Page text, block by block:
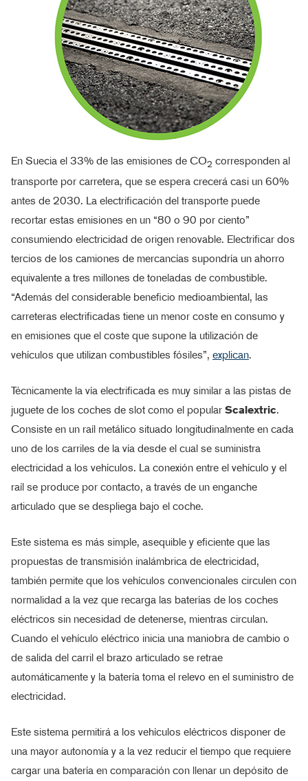
En Suecia el 33% de las emisiones de CO2 corresponden al
transporte por carretera, que se espera crecerá casi un 60%
antes de 2030. La electrificación del transporte puede
recortar estas emisiones en un “80 o 90 por ciento”
consumiendo electricidad de origen renovable. Electrificar dos
tercios de los camiones de mercancías supondría un ahorro
equivalente a tres millones de toneladas de combustible.
“Además del considerable beneficio medioambiental, las
carreteras electrificadas tiene un menor coste en consumo y
en emisiones que el coste que supone la utilización de
vehículos que utilizan combustibles fósiles”, explican.
Técnicamente la vía electrificada es muy similar a las pistas de
juguete de los coches de slot como el popular Scalextric.
Consiste en un raíl metálico situado longitudinalmente en cada
uno de los carriles de la vía desde el cual se suministra
electricidad a los vehículos. La conexión entre el vehículo y el
raíl se produce por contacto, a través de un enganche
articulado que se despliega bajo el coche.
Este sistema es más simple, asequible y eficiente que las
propuestas de transmisión inalámbrica de electricidad,
también permite que los vehículos convencionales circulen con
normalidad a la vez que recarga las baterías de los coches
eléctricos sin necesidad de detenerse, mientras circulan.
Cuando el vehículo eléctrico inicia una maniobra de cambio o
de salida del carril el brazo articulado se retrae
automáticamente y la batería toma el relevo en el suministro de
electricidad.
Este sistema permitirá a los vehículos eléctricos disponer de
una mayor autonomía y a la vez reducir el tiempo que requiere
cargar una batería en comparación con llenar un depósito de